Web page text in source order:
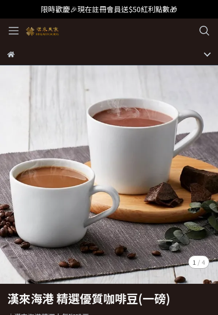
限時歡慶🎉現在註冊會員送$50紅利點數🎁
1 / 4
漢來海港 精選優質咖啡豆(一磅)